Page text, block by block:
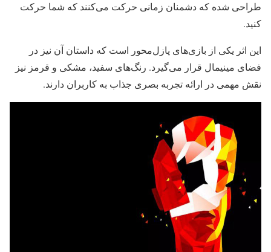
طراحی شده که دشمنان زمانی حرکت می‌کنند که شما حرکت
کنید.
این اثر یکی از بازی‌های پازل‌محور است که داستان آن نیز در
فضای مینیمال قرار می‌گیرد. رنگ‌های سفید، مشکی و قرمز نیز
نقش مهمی در ارائه تجربه بصری جذاب به کاربران دارند.